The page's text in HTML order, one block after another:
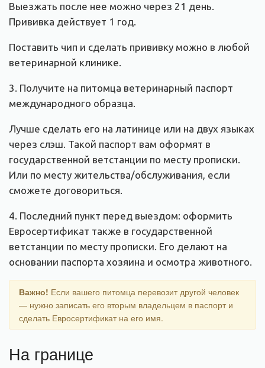
Выезжать после нее можно через 21 день.
Прививка действует 1 год.
Поставить чип и сделать прививку можно в любой
ветеринарной клинике.
3. Получите на питомца ветеринарный паспорт
международного образца.
Лучше сделать его на латинице или на двух языках
через слэш. Такой паспорт вам оформят в
государственной ветстанции по месту прописки.
Или по месту жительства/обслуживания, если
сможете договориться.
4. Последний пункт перед выездом: оформить
Евросертификат также в государственной
ветстанции по месту прописки. Его делают на
основании паспорта хозяина и осмотра животного.
Важно! Если вашего питомца перевозит другой человек
— нужно записать его вторым владельцем в паспорт и
сделать Евросертификат на его имя.
На границе